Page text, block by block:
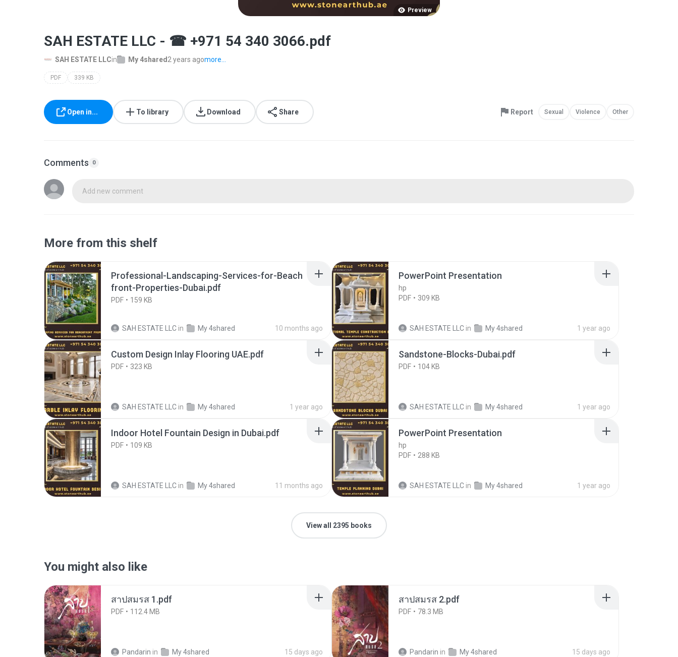
Preview
SAH ESTATE LLC - ☎ +971 54 340 3066.pdf
SAH ESTATE LLCin My 4shared 2 years agomore...
PDF 339 KB
Open in... To library Download Share Report Sexual Violence Other
Comments 0
Add new comment
More from this shelf
Professional-Landscaping-Services-for-Beach
front-Properties-Dubai.pdf
PDF 159 KB
SAH ESTATE LLC in My 4shared 10 months ago
PowerPoint Presentation
hp
PDF
309 KB
SAH ESTATE LLC in My 4shared 1 year ago
Custom Design Inlay Flooring UAE.pdf
PDF 323 KB
SAH ESTATE LLC in My 4shared 1 year ago
Sandstone-Blocks-Dubai.pdf
PDF 104 KB
SAH ESTATE LLC in My 4shared 1 year ago
Indoor Hotel Fountain Design in Dubai.pdf
PDF 109 KB
SAH ESTATE LLC in My 4shared 11 months ago
PowerPoint Presentation
hp
PDF
288 KB
SAH ESTATE LLC in My 4shared 1 year ago
View all 2395 books
You might also like
สาปสมรส 1.pdf
PDF 112.4 MB
Pandarin in My 4shared 15 days ago
สาปสมรส 2.pdf
PDF 78.3 MB
Pandarin in My 4shared 15 days ago